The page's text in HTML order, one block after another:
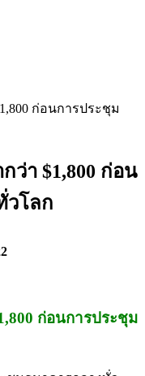
ก่อนการประชุม
ว่า $1,800 ก่อน
วโลก
ก่อนการประชุม